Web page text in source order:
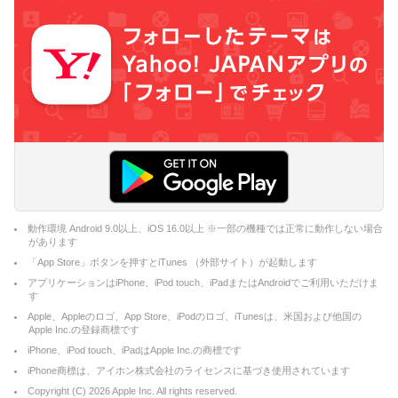
動作環境 Android 9.0以上、iOS 16.0以上 ※一部の機種では正常に動作しない場合
があります
「App Store」ボタンを押すとiTunes （外部サイト）が起動します
アプリケーションはiPhone、iPod touch、iPadまたはAndroidでご利用いただけま
す
Apple、Appleのロゴ、App Store、iPodのロゴ、iTunesは、米国および他国の
Apple Inc.の登録商標です
iPhone、iPod touch、iPadはApple Inc.の商標です
iPhone商標は、アイホン株式会社のライセンスに基づき使用されています
Copyright (C) 2026Apple Inc. All rights reserved.